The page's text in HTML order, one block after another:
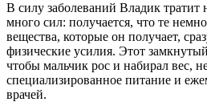
В силу заболеваний Владик
много сил: получается, что те
вещества, которые он получает,
физические усилия. Этот
чтобы мальчик рос и набирал вес,
специализированное питание и
врачей.